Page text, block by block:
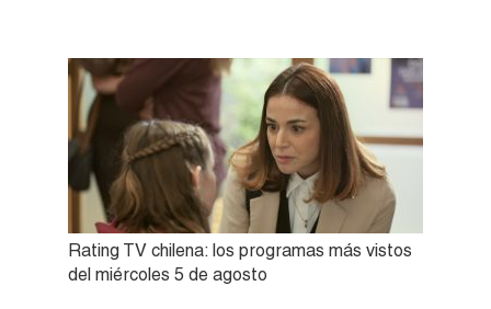
Rating TV chilena: los programas más vistos
del miércoles 5 de agosto